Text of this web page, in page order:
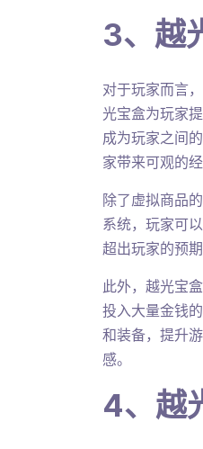
3、越
对于玩家而言
光宝盒为玩家
成为玩家之间
家带来可观的经
除了虚拟商品
系统，玩家可
超出玩家的预
此外，越光宝
投入大量金钱
和装备，提升
感。
4、越